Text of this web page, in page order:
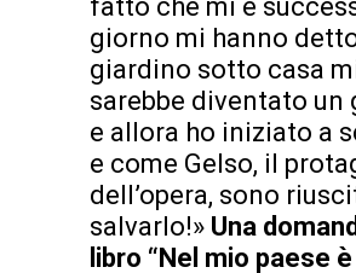
fatto che mi è
giorno mi hanno
giardino sotto casa
sarebbe diventato un
e allora ho iniziato a
e come Gelso, il
dell’opera, sono
salvarlo!» Una
libro “Nel mio paese è